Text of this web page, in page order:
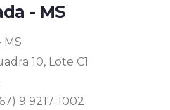
- MS
MS
10, Lote C1
9 9217-1002